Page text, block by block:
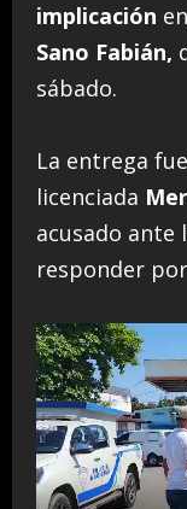
implicación
Sano Fabián,
sábado.
La entrega
licenciada
acusado ante
responder